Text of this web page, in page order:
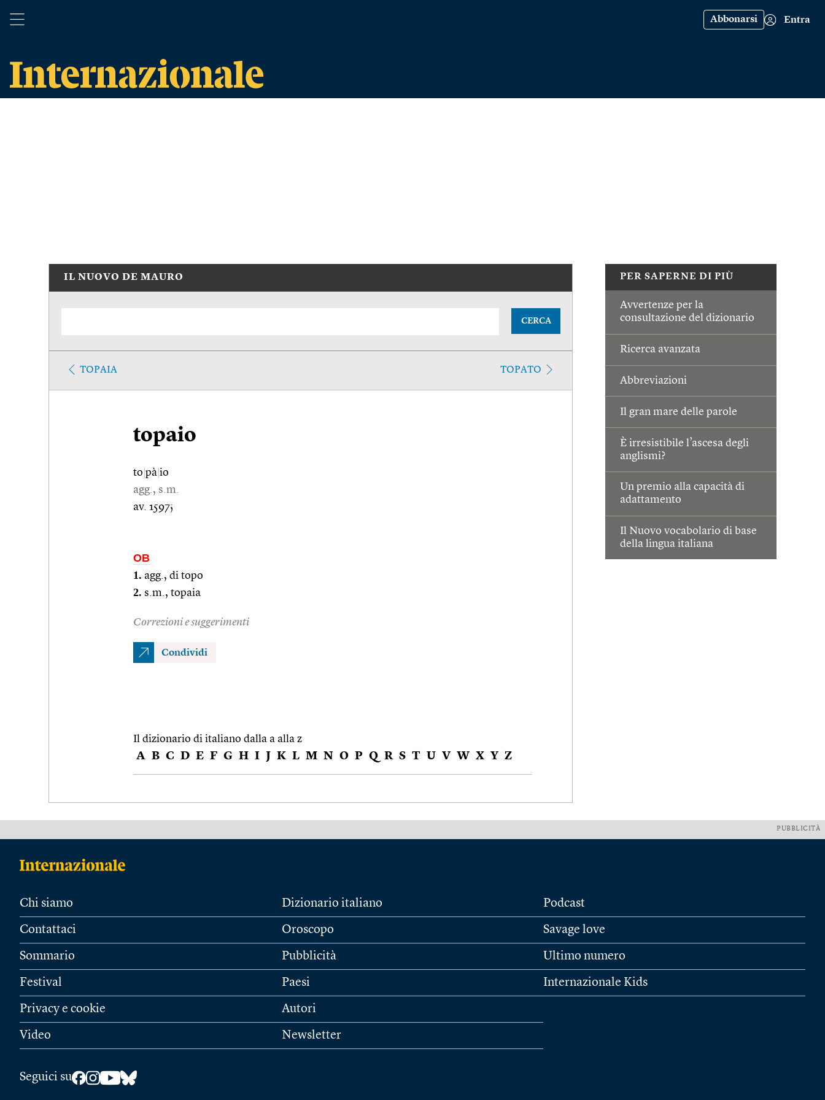
Abbonarsi Entra
PER SAPERNE DI PIÙ
Avvertenze per la
consultazione del dizionario
Ricerca avanzata
Abbreviazioni
Il gran mare delle parole
È irresistibile l’ascesa degli
anglismi?
Un premio alla capacità di
adattamento
Il Nuovo vocabolario di base
della lingua italiana
IL NUOVO DE MAURO
CERCA
TOPAIA TOPATO
topaio
to pà io
agg., s.m.
av. 1597;
OB
1. agg., di topo
2. s.m., topaia
Correzioni e suggerimenti
Condividi
Il dizionario di italiano dalla a alla z
A B C D E F G H I J K L M N O P Q R S T U V W X Y Z
PUBBLICITÀ
Chi siamo
Contattaci
Sommario
Festival
Privacy e cookie
Video
Dizionario italiano
Oroscopo
Pubblicità
Paesi
Autori
Newsletter
Podcast
Savage love
Ultimo numero
Internazionale Kids
Seguici su